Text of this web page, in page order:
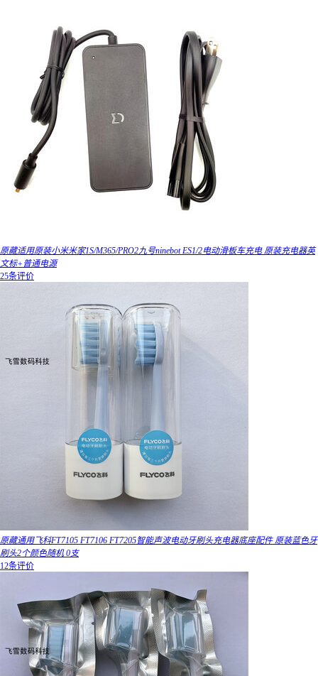
原藏适用原装小米米家1S/M365/PRO2九号ninebot ES1/2电动滑板车充电 原装充电器英
文标+普通电源
25条评价
原藏通用飞科FT7105 FT7106 FT7205智能声波电动牙刷头充电器底座配件 原装蓝色牙
刷头2个颜色随机 0支
12条评价